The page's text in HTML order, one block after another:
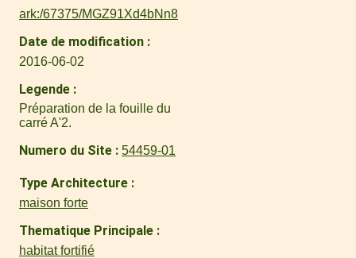
ark:/67375/MGZ91Xd4bNn8
Date de modification
2016-06-02
Legende
Préparation de la fouille du
carré A'2.
Numero du Site 54459-01
Type Architecture
maison forte
Thematique Principale
habitat fortifié